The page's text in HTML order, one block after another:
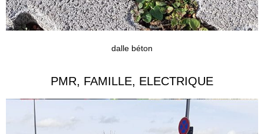
dalle béton
PMR, FAMILLE, ELECTRIQUE